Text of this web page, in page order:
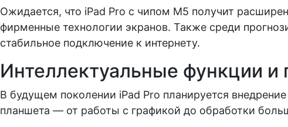
Ожидается, что iPad Pro с чипом M5 получит
фирменные технологии экранов. Также среди
стабильное подключение к интернету.
Интеллектуальные функции
В будущем поколении iPad Pro планируется
планшета — от работы с графикой до обработки